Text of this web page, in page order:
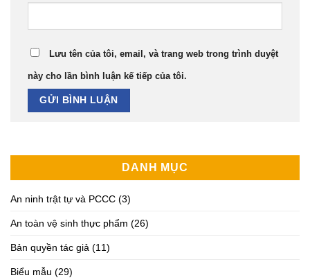
Lưu tên của tôi, email, và trang web trong trình duyệt
này cho lần bình luận kế tiếp của tôi.
DANH MỤC
An ninh trật tự và PCCC (3)
An toàn vệ sinh thực phẩm (26)
Bản quyền tác giả (11)
Biểu mẫu (29)